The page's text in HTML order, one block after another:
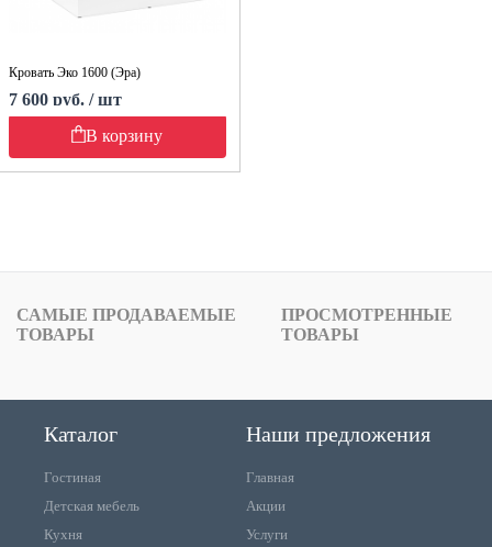
Кровать Эко 1600 (Эра)
7 600 руб. / шт
В корзину
САМЫЕ ПРОДАВАЕМЫЕ
ТОВАРЫ
ПРОСМОТРЕННЫЕ
ТОВАРЫ
Каталог
Гостиная
Детская мебель
Кухня
Наши предложения
Главная
Акции
Услуги